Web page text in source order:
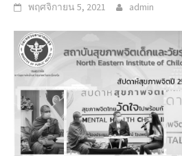
พฤศจิกายน 5, 2021 admin